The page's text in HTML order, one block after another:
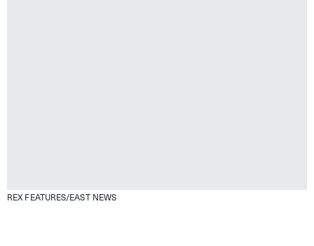
REX FEATURES/EAST NEWS